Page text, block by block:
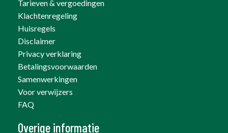
Tarieven & vergoedingen
Klachtenregeling
Huisregels
Disclaimer
Privacy verklaring
Betalingsvoorwaarden
Samenwerkingen
Voor verwijzers
FAQ
Overige informatie